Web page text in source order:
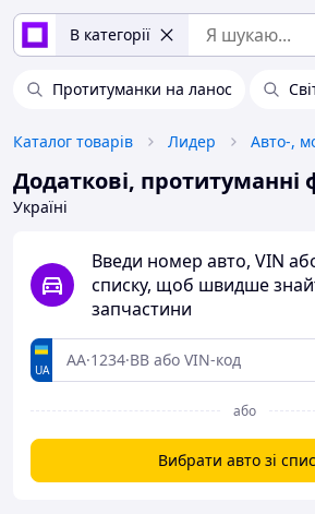
В категорії
Протитуманки на ланос
Каталог товарів Лидер Авто-,
Додаткові, протитуманні
Україні
Введи номер авто, VIN
списку, щоб швидше
запчастини
UA
або
Вибрати авто зі